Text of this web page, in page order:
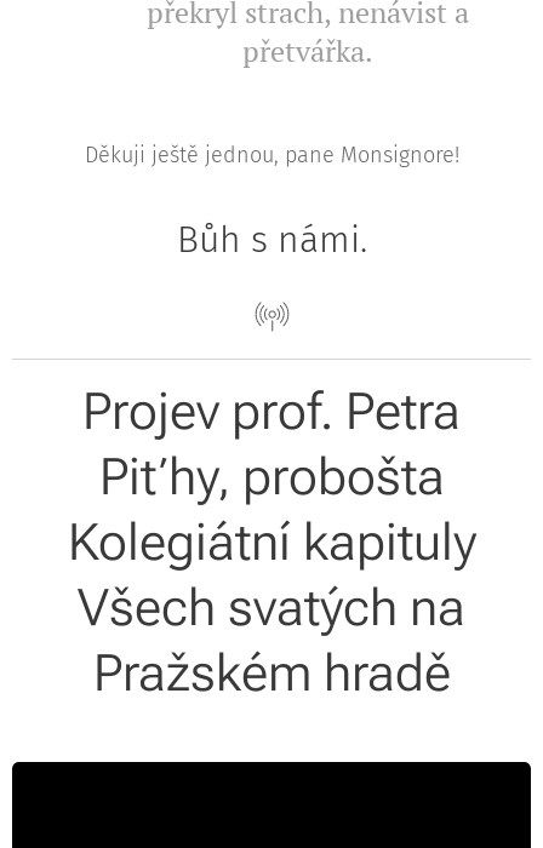
překryl strach, nenávist a
přetvářka.
Děkuji ještě jednou, pane Monsignore!
Bůh s námi.
Projev prof. Petra
Piťhy, probošta
Kolegiátní kapituly
Všech svatých na
Pražském hradě